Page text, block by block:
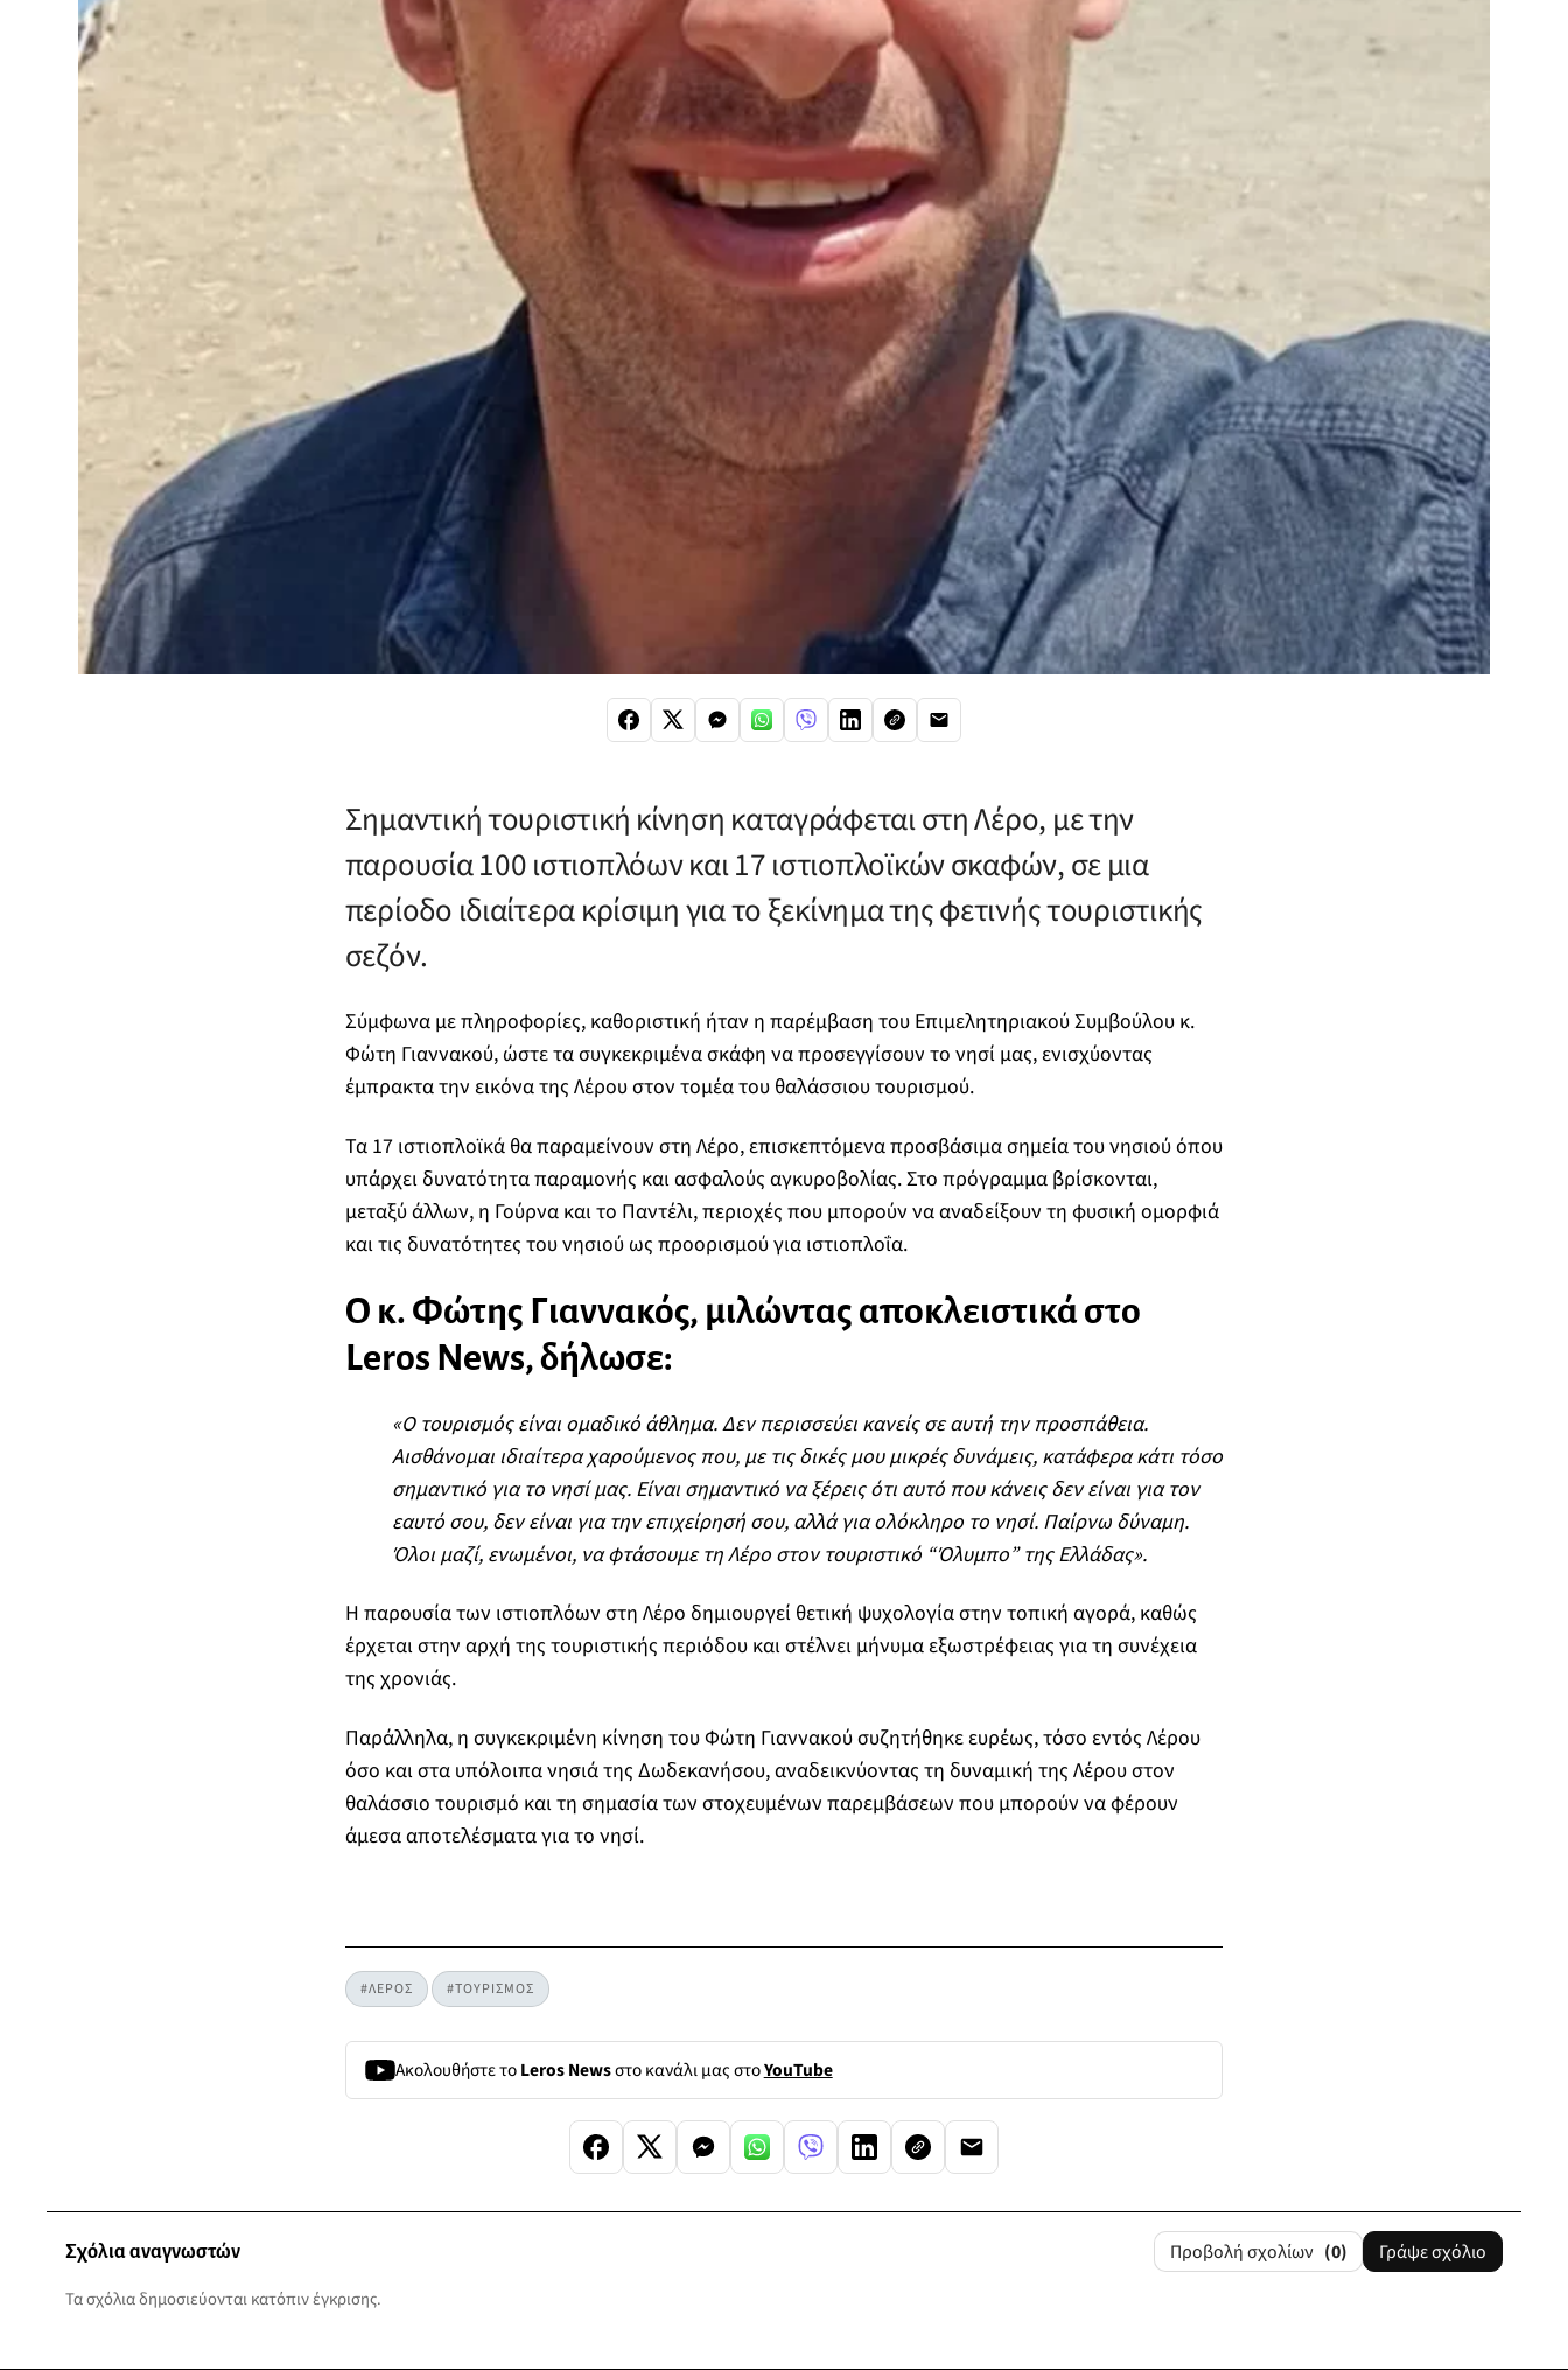
Σημαντική τουριστική κίνηση καταγράφεται στη Λέρο, με την
παρουσία 100 ιστιοπλόων και 17 ιστιοπλοϊκών σκαφών, σε μια
περίοδο ιδιαίτερα κρίσιμη για το ξεκίνημα της φετινής τουριστικής
σεζόν.
Σύμφωνα με πληροφορίες, καθοριστική ήταν η παρέμβαση του Επιμελητηριακού Συμβούλου κ.
Φώτη Γιαννακού, ώστε τα συγκεκριμένα σκάφη να προσεγγίσουν το νησί μας, ενισχύοντας
έμπρακτα την εικόνα της Λέρου στον τομέα του θαλάσσιου τουρισμού.
Τα 17 ιστιοπλοϊκά θα παραμείνουν στη Λέρο, επισκεπτόμενα προσβάσιμα σημεία του νησιού όπου
υπάρχει δυνατότητα παραμονής και ασφαλούς αγκυροβολίας. Στο πρόγραμμα βρίσκονται,
μεταξύ άλλων, η Γούρνα και το Παντέλι, περιοχές που μπορούν να αναδείξουν τη φυσική ομορφιά
και τις δυνατότητες του νησιού ως προορισμού για ιστιοπλοΐα.
Ο κ. Φώτης Γιαννακός, μιλώντας αποκλειστικά στο
Leros News, δήλωσε:
«Ο τουρισμός είναι ομαδικό άθλημα. Δεν περισσεύει κανείς σε αυτή την προσπάθεια.
Αισθάνομαι ιδιαίτερα χαρούμενος που, με τις δικές μου μικρές δυνάμεις, κατάφερα κάτι τόσο
σημαντικό για το νησί μας. Είναι σημαντικό να ξέρεις ότι αυτό που κάνεις δεν είναι για τον
εαυτό σου, δεν είναι για την επιχείρησή σου, αλλά για ολόκληρο το νησί. Παίρνω δύναμη.
Όλοι μαζί, ενωμένοι, να φτάσουμε τη Λέρο στον τουριστικό “Όλυμπο” της Ελλάδας».
Η παρουσία των ιστιοπλόων στη Λέρο δημιουργεί θετική ψυχολογία στην τοπική αγορά, καθώς
έρχεται στην αρχή της τουριστικής περιόδου και στέλνει μήνυμα εξωστρέφειας για τη συνέχεια
της χρονιάς.
Παράλληλα, η συγκεκριμένη κίνηση του Φώτη Γιαννακού συζητήθηκε ευρέως, τόσο εντός Λέρου
όσο και στα υπόλοιπα νησιά της Δωδεκανήσου, αναδεικνύοντας τη δυναμική της Λέρου στον
θαλάσσιο τουρισμό και τη σημασία των στοχευμένων παρεμβάσεων που μπορούν να φέρουν
άμεσα αποτελέσματα για το νησί.
#ΛΕΡΟΣ #ΤΟΥΡΙΣΜΟΣ
Ακολουθήστε τοLeros Newsστο κανάλι μας στοYouTube
Σχόλια αναγνωστών Προβολή σχολίων (0) Γράψε σχόλιο
Τα σχόλια δημοσιεύονται κατόπιν έγκρισης.